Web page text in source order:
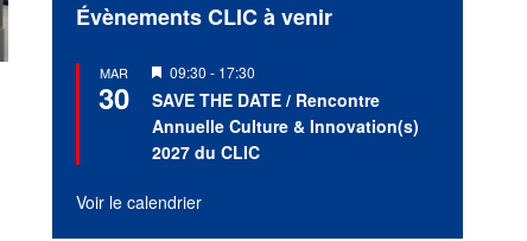
Évènements CLIC à venir
MAR
30
Mis
en
avant
09:30 - 17:30
SAVE THE DATE / Rencontre
Annuelle Culture & Innovation(s)
2027 du CLIC
Voir le calendrier